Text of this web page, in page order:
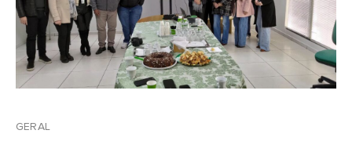
GERAL